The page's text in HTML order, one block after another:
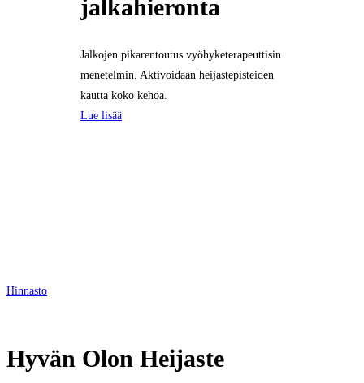
jalkahieronta
Jalkojen pikarentoutus vyöhyketerapeuttisin
menetelmin. Aktivoidaan heijastepisteiden
kautta koko kehoa.
Lue lisää
Hinnasto
Hyvän Olon Heijaste